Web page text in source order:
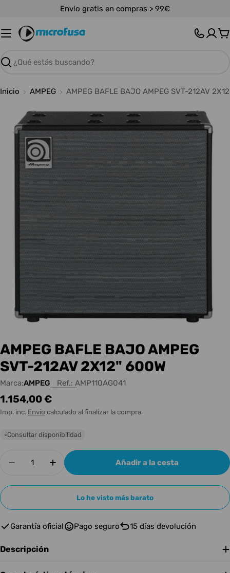
contenido
Envío gratis en compras > 99€
Buscar
Inicio AMPEG AMPEG BAFLE BAJO AMPEG SVT-212AV
medios 0 en modal
AMPEG BAFLE BAJO AMPEG
SVT-212AV 2X12" 600W
Marca:AMPEG Ref.: AMP110AG041
Precio
habitual
1.154,00 €
Imp. inc. Envío calculado al finalizar la compra.
○Consultar disponibilidad
Disminuir cantidad para AMPEG BAFLE BAJO
Aumentar cantidad para AMPEG
Añadir a la cesta
Lo he visto más barato
Garantía oficial Pago seguro 15 días devolución
Descripción